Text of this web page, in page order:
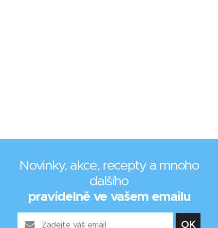
Novinky, akce, recepty a mnoho
dalšího
pravidelně ve vašem emailu